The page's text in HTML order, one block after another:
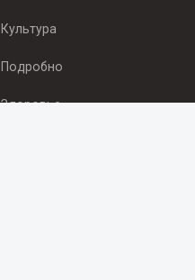
Культура
Подробно
Здоровье